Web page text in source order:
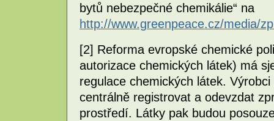
bytů nebezpečné chemikálie“ na
http://www.greenpeace.cz/media/
[2] Reforma evropské chemické
autorizace chemických látek) má
regulace chemických látek.
centrálně registrovat a odevzdat
prostředí. Látky pak budou